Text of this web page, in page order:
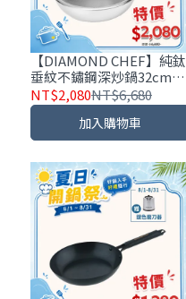
【DIAMOND CHEF】純鈦
垂紋不鏽鋼深炒鍋32cm｜
含可立蓋｜IH爐可用
NT$2,080NT$6,680
加入購物車